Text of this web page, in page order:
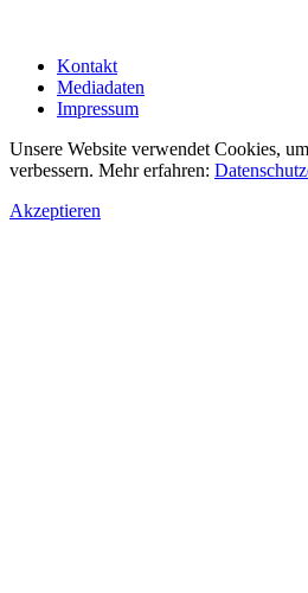
Kontakt
Mediadaten
Impressum
Unsere Website verwendet Cookies,
verbessern. Mehr erfahren:
Akzeptieren